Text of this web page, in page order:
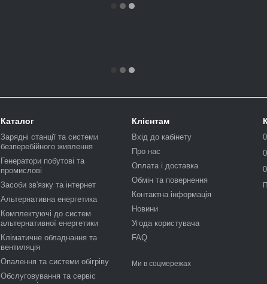
Каталог
Зарядні станції та системи
безперебійного живлення
Генератори побутові та
промислові
Засоби зв'язку та інтернет
Альтернативна енергетика
Комплектуючі до систем
альтернативної енергетики
Кліматичне обладнання та
вентиляція
Опалення та системи обігріву
Обслуговування та сервіс
Клієнтам
Вхід до кабінету
Про нас
Оплата і доставка
Обмін та повернення
Контактна інформація
Новини
Угода користувача
FAQ
Ми в соцмережах